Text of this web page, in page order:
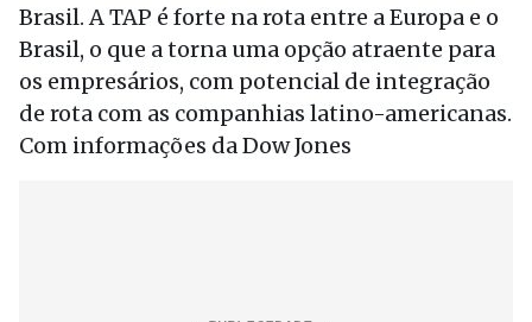
Brasil. A TAP é forte na rota entre a Europa e o
Brasil, o que a torna uma opção atraente para
os empresários, com potencial de integração
de rota com as companhias latino-americanas.
Com informações da Dow Jones